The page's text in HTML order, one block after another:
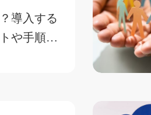
導入する
や手順、